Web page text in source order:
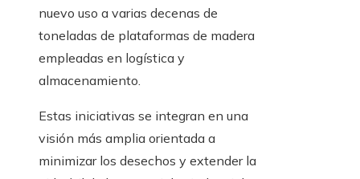
nuevo uso a varias decenas de
toneladas de plataformas de madera
empleadas en logística y
almacenamiento.
Estas iniciativas se integran en una
visión más amplia orientada a
minimizar los desechos y extender la